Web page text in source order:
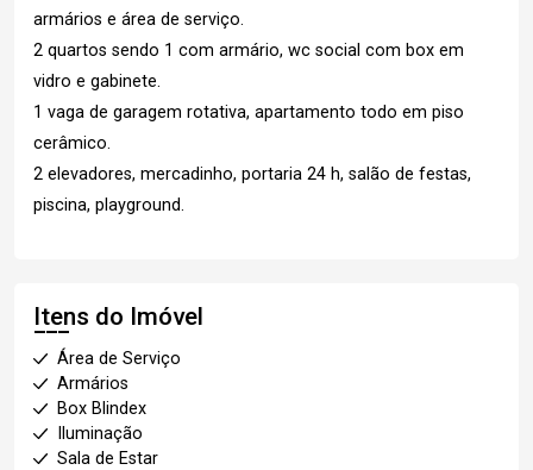
armários e área de serviço.
2 quartos sendo 1 com armário, wc social com box em
vidro e gabinete.
1 vaga de garagem rotativa, apartamento todo em piso
cerâmico.
2 elevadores, mercadinho, portaria 24 h, salão de festas,
piscina, playground.
Itens do Imóvel
Área de Serviço
Armários
Box Blindex
Iluminação
Sala de Estar